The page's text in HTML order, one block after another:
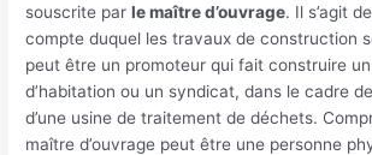
souscrite parle maître d’ouvrage. Il s’agit
compte duquel les travaux de construction
peut être un promoteur qui fait construire
d’habitation ou un syndicat, dans le cadre
d’une usine de traitement de déchets.
maître d’ouvrage peut être une personne